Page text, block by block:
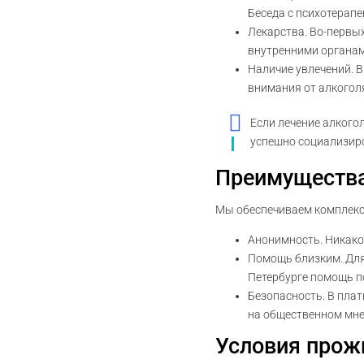
Беседа с
Лекарства. Во-
внутренними
Наличие увлечений.
внимания от
Если лечение
успешно
Мы обеспечиваем
Анонимность.
Помощь близким.
Петербурге помощь
Безопасность. В
на общественном
Условия